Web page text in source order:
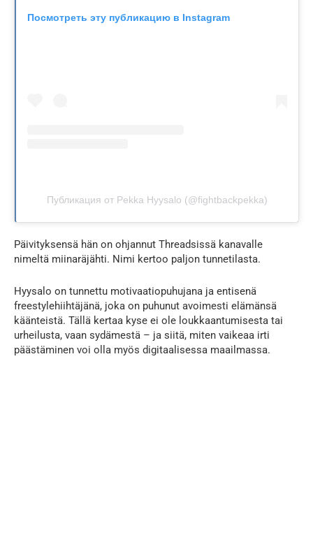
Посмотреть эту публикацию в Instagram
Публикация от Pekka Hyysalo (@fightbackpekka)
Päivityksensä hän on ohjannut Threadsissä kanavalle
nimeltä miinaräjähti. Nimi kertoo paljon tunnetilasta.
Hyysalo on tunnettu motivaatiopuhujana ja entisenä
freestylehiihtäjänä, joka on puhunut avoimesti elämänsä
käänteistä. Tällä kertaa kyse ei ole loukkaantumisesta tai
urheilusta, vaan sydämestä – ja siitä, miten vaikeaa irti
päästäminen voi olla myös digitaalisessa maailmassa.